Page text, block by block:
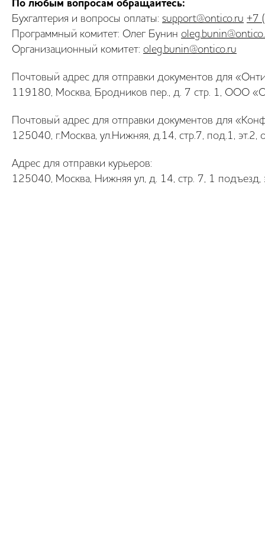
По любым вопросам обращайтесь:
Бухгалтерия и вопросы оплаты: support@ontico.ru +7
Программный комитет: Олег Бунин
Организационный комитет: oleg.bunin@ontico.ru
Почтовый адрес для отправки документов для
119180, Москва, Бродников пер., д. 7 стр. 1, ООО
Почтовый адрес для отправки документов для
125040, г.Москва, ул.Нижняя, д.14, стр.7, под.1,
Адрес для отправки курьеров:
125040, Москва, Нижняя ул, д. 14, стр. 7, 1